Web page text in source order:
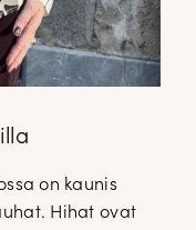
on kaunis
Hihat ovat